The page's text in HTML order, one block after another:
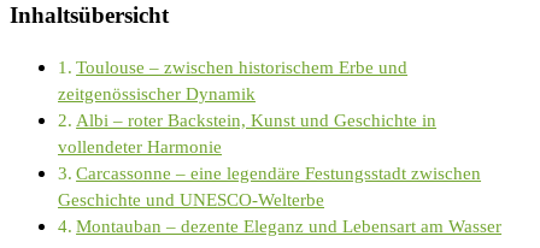
Inhaltsübersicht
Toulouse – zwischen historischem Erbe und
zeitgenössischer Dynamik
Albi – roter Backstein, Kunst und Geschichte in
vollendeter Harmonie
Carcassonne – eine legendäre Festungsstadt zwischen
Geschichte und UNESCO-Welterbe
Montauban – dezente Eleganz und Lebensart am Wasser